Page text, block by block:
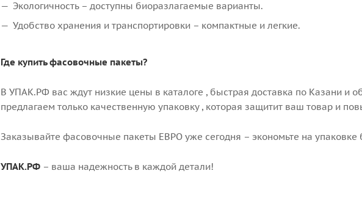
Экологичность – доступны биоразлагаемые варианты.
Удобство хранения и транспортировки – компактные и легкие.
Где купить фасовочные пакеты?
В УПАК.РФ вас ждут низкие цены в каталоге , быстрая доставка по Казани и
предлагаем только качественную упаковку , которая защитит ваш товар и
Заказывайте фасовочные пакеты ЕВРО уже сегодня – экономьте на упаковке
УПАК.РФ – ваша надежность в каждой детали!